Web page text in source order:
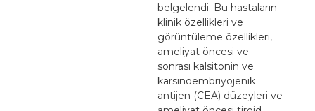
belgelendi. Bu hastaların
klinik özellikleri ve
görüntüleme özellikleri,
ameliyat öncesi ve
sonrası kalsitonin ve
karsinoembriyojenik
antijen (CEA) düzeyleri ve